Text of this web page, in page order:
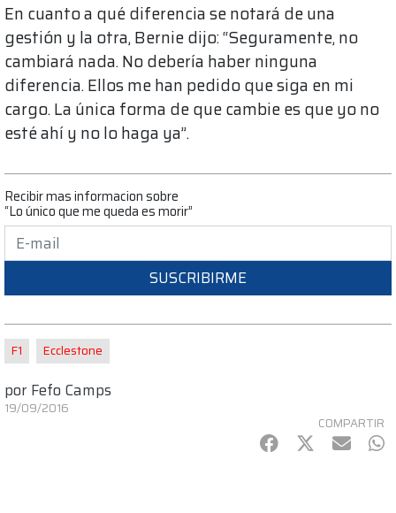
En cuanto a qué diferencia se notará de una
gestión y la otra, Bernie dijo: “Seguramente, no
cambiará nada. No debería haber ninguna
diferencia. Ellos me han pedido que siga en mi
cargo. La única forma de que cambie es que yo no
esté ahí y no lo haga ya”.
Recibir mas informacion sobre
“Lo único que me queda es morir”
SUSCRIBIRME
F1 Ecclestone
por Fefo Camps
19/09/2016
COMPARTIR
Facebook
Twitter
mail